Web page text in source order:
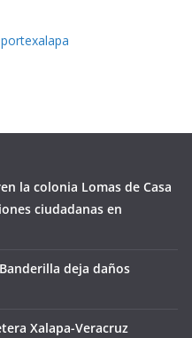
la colonia Lomas de Casa
ciudadanas en
deja daños
Xalapa-Veracruz